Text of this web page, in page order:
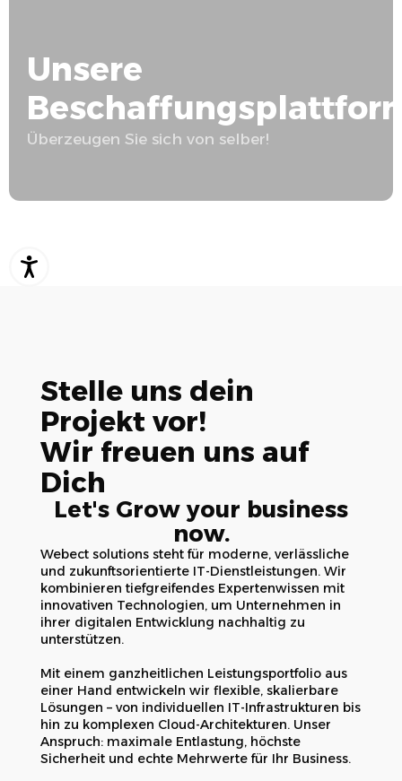
Unsere
Überzeugen Sie sich von selber!
Stelle uns dein
Projekt vor!
Wir freuen uns auf
Dich
Let's Grow your business
now.
Webect solutions steht für moderne, verlässliche
und zukunftsorientierte IT-Dienstleistungen. Wir
kombinieren tiefgreifendes Expertenwissen mit
innovativen Technologien, um Unternehmen in
ihrer digitalen Entwicklung nachhaltig zu
unterstützen.
Mit einem ganzheitlichen Leistungsportfolio aus
einer Hand entwickeln wir flexible, skalierbare
Lösungen – von individuellen IT-Infrastrukturen bis
hin zu komplexen Cloud-Architekturen. Unser
Anspruch: maximale Entlastung, höchste
Sicherheit und echte Mehrwerte für Ihr Business.